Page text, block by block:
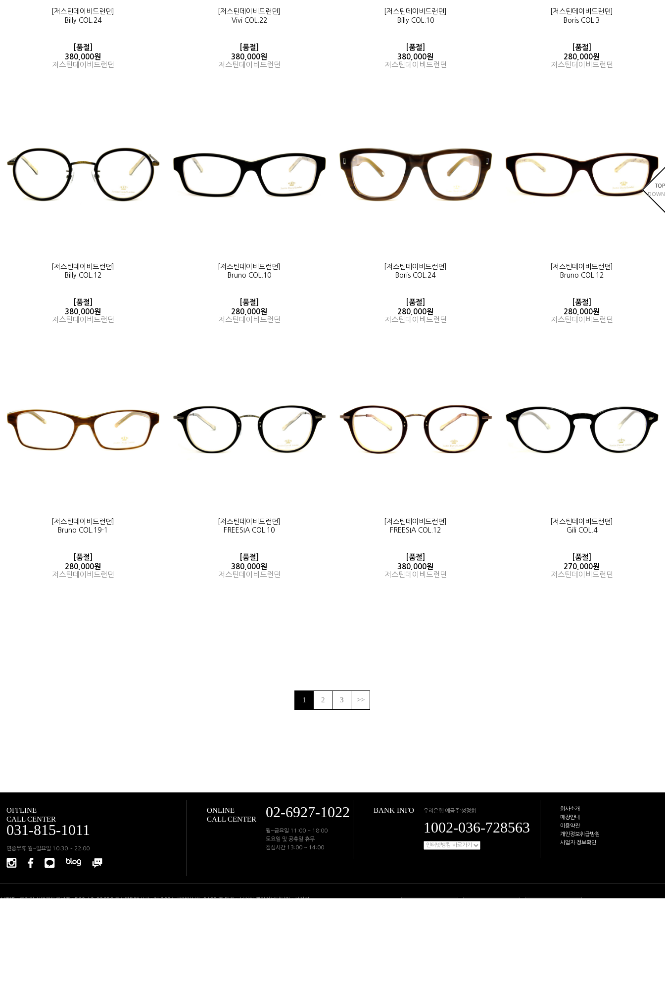
TOP
DOWN
[저스틴데이비드런던]
Billy COL.24
[품절]
380,000원
저스틴데이비드런던
[저스틴데이비드런던]
Vivi COL.22
[품절]
380,000원
저스틴데이비드런던
[저스틴데이비드런던]
Billy COL.10
[품절]
380,000원
저스틴데이비드런던
[저스틴데이비드런던]
Boris COL.3
[품절]
280,000원
저스틴데이비드런던
[저스틴데이비드런던]
Billy COL.12
[품절]
380,000원
저스틴데이비드런던
[저스틴데이비드런던]
Bruno COL.10
[품절]
280,000원
저스틴데이비드런던
[저스틴데이비드런던]
Boris COL.24
[품절]
280,000원
저스틴데이비드런던
[저스틴데이비드런던]
Bruno COL.12
[품절]
280,000원
저스틴데이비드런던
[저스틴데이비드런던]
Bruno COL.19-1
[품절]
280,000원
저스틴데이비드런던
[저스틴데이비드런던]
FREESIA COL.10
[품절]
380,000원
저스틴데이비드런던
[저스틴데이비드런던]
FREESIA COL.12
[품절]
380,000원
저스틴데이비드런던
[저스틴데이비드런던]
Gili COL.4
[품절]
270,000원
저스틴데이비드런던
1 2 3 >>
OFFLINE
CALL CENTER
031-815-1011
연중무휴 월~일요일 10:30 ~ 22:00
ONLINE
CALL CENTER
02-6927-1022
월~금요일 11:00 ~ 18:00
토요일 및 공휴일 휴무
점심시간 13:00 ~ 14:00
BANK INFO 우리은행 예금주:성정희
1002-036-728563
회사소개
매장안내
이용약관
개인정보취급방침
사업자 정보확인
상호명 : 룩앤미 사업자등록번호 : 508-13-92659 통신판매업신고 : 제 2024-고양일산동-0495 호 대표 : 성정희 개인정보담당자 : 성정희